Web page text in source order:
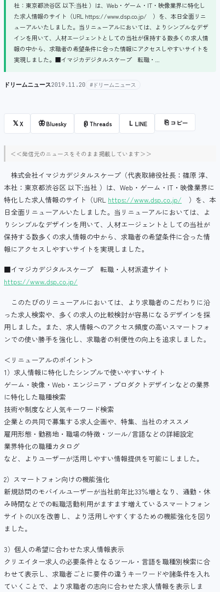
社：東京都渋谷区 以下:当社 ）は、Web・ゲーム・IT・映像業界に特化し
た求人情報のサイト（URL https://www.dsp.co.jp/ ）を、本日全面リニ
ューアルいたしました。当リニューアルにおいては、よりシンブルなデザ
インを用いて、人材エージェントとしての当社が保持する数多くの求人情
報の中から、求職者の希望条件に合った情報にアクセスしやすいサイトを
実現しました。■イマジカデジタルスケープ 転職・...
ドリームニュース2019.11.20 #ドリームニュース
𝕏X 🦋Bluesky @ Threads L LINE ⎘ コピー
＜＜発信元のニュースをそのまま掲載しています＞＞
株式会社イマジカデジタルスケープ（代表取締役社長：篠原 淳、
本社：東京都渋谷区 以下:当社 ）は、Web・ゲーム・IT・映像業界に
特化した求人情報のサイト（URL https://www.dsp.co.jp/ ）を、本
日全面リニューアルいたしました。当リニューアルにおいては、よ
りシンブルなデザインを用いて、人材エージェントとしての当社が
保持する数多くの求人情報の中から、求職者の希望条件に合った情
報にアクセスしやすいサイトを実現しました。
■イマジカデジタルスケープ 転職・人材派遣サイト
https://www.dsp.co.jp/
このたびのリニューアルにおいては、より求職者のこだわりに沿
った求人検索や、多くの求人の比較検討が容易になるデザインを採
用しました。また、求人情報へのアクセス頻度の高いスマートフォ
ンでの使い勝手を強化し、求職者の利便性の向上を追求しました。
＜リニューアルのポイント＞
1）求人情報に特化したシンプルで使いやすいサイト
ゲーム・映像・Web・エンジニア・プロダクトデザインなどの業界
に特化した職種検索
技術や制度など人気キーワード検索
企業との共同で募集する求人企画や、特集、当社のオススメ
雇用形態・勤務地・職場の特徴・ツール/言語などの詳細設定
業界特化の職種カタログ
など、よりユーザーが活用しやすい情報提供を可能にしました。
2）スマートフォン向けの機能強化
新規訪問のモバイルユーザーが当社前年比33％増となり、通勤・休
み時間などでの転職活動利用がますます増えているスマートフォン
サイトのUXを改善し、より活用しやすくするための機能強化を図り
ました。
3）個人の希望に合わせた求人情報表示
クリエイター求人の必要条件となるツール・言語を職種別検索に合
わせて表示し、求職者ごとに要件の違うキーワードや諸条件を入れ
ていくことで、より求職者の志向に合わせた求人情報を表示しま